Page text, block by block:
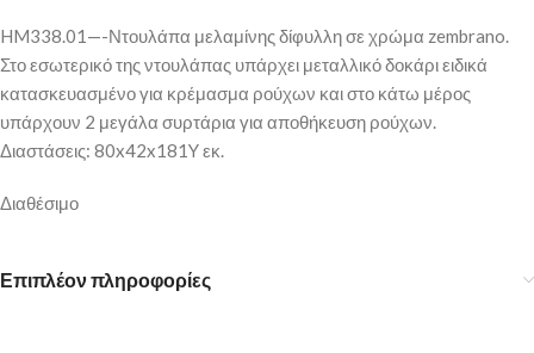
HM338.01—-Ντουλάπα μελαμίνης δίφυλλη σε χρώμα zembrano.
Στο εσωτερικό της ντουλάπας υπάρχει μεταλλικό δοκάρι ειδικά
κατασκευασμένο για κρέμασμα ρούχων και στο κάτω μέρος
υπάρχουν 2 μεγάλα συρτάρια για αποθήκευση ρούχων.
Διαστάσεις: 80x42x181Y εκ.
Διαθέσιμο
Επιπλέον πληροφορίες